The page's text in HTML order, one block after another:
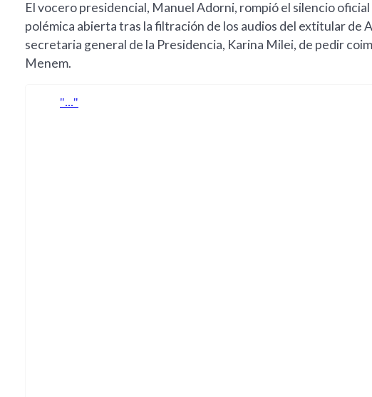
El vocero presidencial, Manuel Adorni, rompió el silencio
polémica abierta tras la filtración de los audios del extitular de
secretaria general de la Presidencia, Karina Milei, de pedir
Menem.